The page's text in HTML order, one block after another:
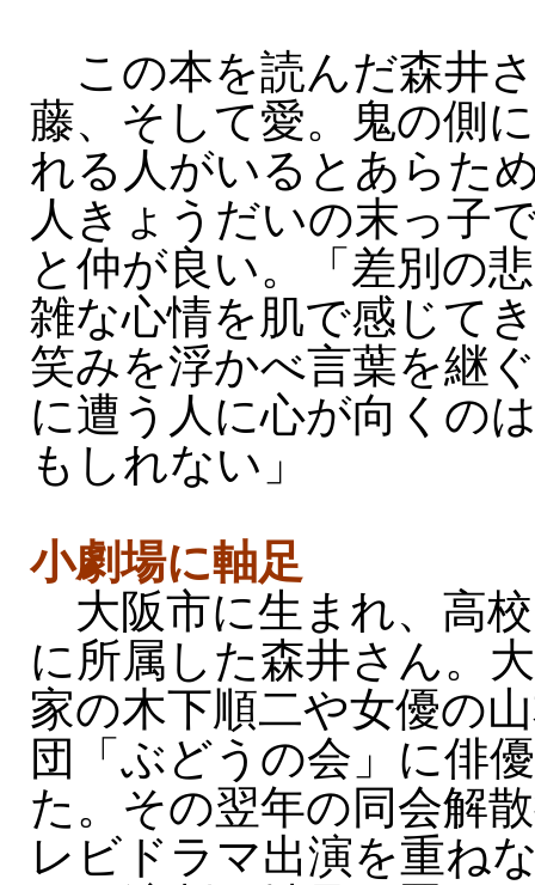
この本を読んだ森井
藤、そして愛。鬼の側
れる人がいるとあらた
人きょうだいの末っ子
と仲が良い。「差別の
雑な心情を肌で感じて
笑みを浮かべ言葉を継
に遭う人に心が向くの
もしれない」
小劇場に軸足
大阪市に生まれ、高
に所属した森井さん。
家の木下順二や女優の
団「ぶどうの会」に俳
た。その翌年の同会解
レビドラマ出演を重ね